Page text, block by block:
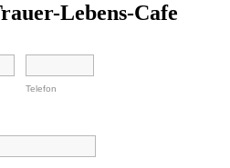
Lebens-Cafe
Telefon